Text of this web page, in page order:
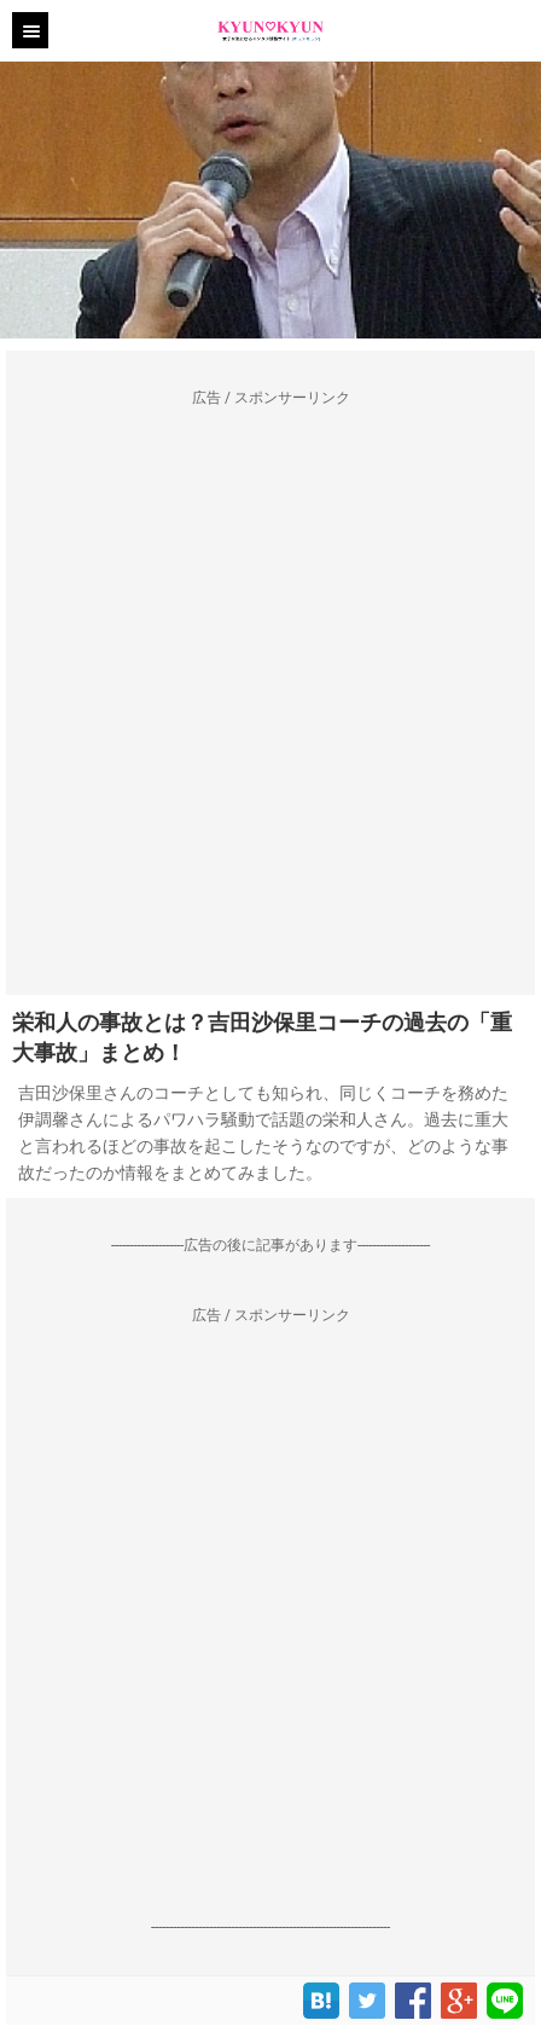
広告 / スポンサーリンク
栄和人の事故とは？吉田沙保里コーチの過去の「重
大事故」まとめ！
吉田沙保里さんのコーチとしても知られ、同じくコーチを務めた
伊調馨さんによるパワハラ騒動で話題の栄和人さん。過去に重大
と言われるほどの事故を起こしたそうなのですが、どのような事
故だったのか情報をまとめてみました。
--------------------広告の後に記事があります--------------------
広告 / スポンサーリンク
------------------------------------------------------------------